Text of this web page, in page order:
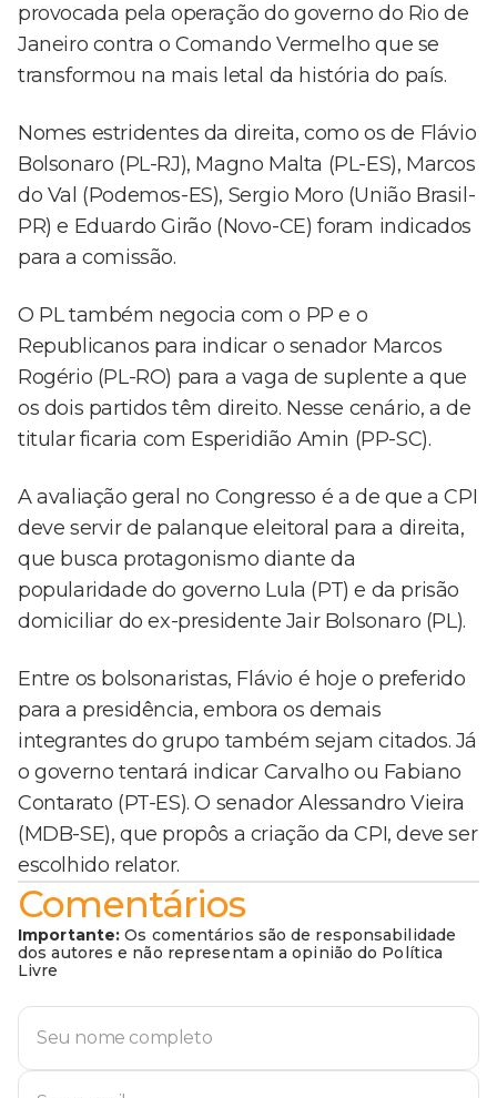
provocada pela operação do governo do Rio de
Janeiro contra o Comando Vermelho que se
transformou na mais letal da história do país.
Nomes estridentes da direita, como os de Flávio
Bolsonaro (PL-RJ), Magno Malta (PL-ES), Marcos
do Val (Podemos-ES), Sergio Moro (União Brasil-
PR) e Eduardo Girão (Novo-CE) foram indicados
para a comissão.
O PL também negocia com o PP e o
Republicanos para indicar o senador Marcos
Rogério (PL-RO) para a vaga de suplente a que
os dois partidos têm direito. Nesse cenário, a de
titular ficaria com Esperidião Amin (PP-SC).
A avaliação geral no Congresso é a de que a CPI
deve servir de palanque eleitoral para a direita,
que busca protagonismo diante da
popularidade do governo Lula (PT) e da prisão
domiciliar do ex-presidente Jair Bolsonaro (PL).
Entre os bolsonaristas, Flávio é hoje o preferido
para a presidência, embora os demais
integrantes do grupo também sejam citados. Já
o governo tentará indicar Carvalho ou Fabiano
Contarato (PT-ES). O senador Alessandro Vieira
(MDB-SE), que propôs a criação da CPI, deve ser
escolhido relator.
Comentários
Importante: Os comentários são de responsabilidade
dos autores e não representam a opinião do Política
Livre